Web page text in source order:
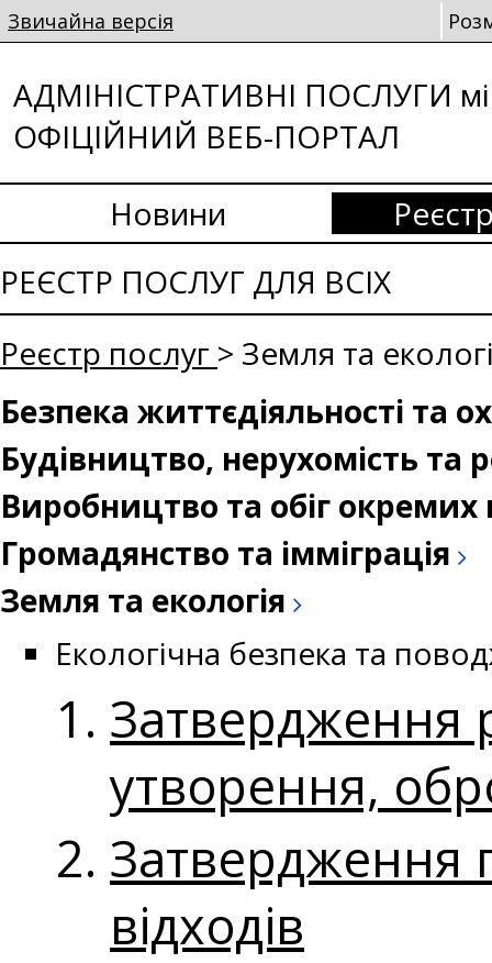
Звичайна версія
АДМІНІСТРАТИВНІ ПОСЛУГИ
ОФІЦІЙНИЙ ВЕБ-ПОРТАЛ
Новини
РЕЄСТР ПОСЛУГ ДЛЯ ВСІХ
Реєстр послуг > Земля та
Безпека життєдіяльності та
Будівництво, нерухомість та
Виробництво та обіг окремих
Громадянство та імміграція
Земля та екологія
Екологічна безпека та
Затвердження
утворення,
Затвердження
відходів